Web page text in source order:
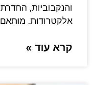
והנקבוביות, החדרת
אלקטרודות. מותאם
קרא עוד »